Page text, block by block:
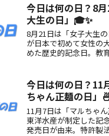
今日は何の日？8
大生の日」🎓✨
8月21日は「女子大生
が日本で初めて女性の
めた歴史的記念日。教
今日は何の日？11
ちゃん正麺の日」
11月7日は「マルちゃん
東洋水産が制定した記
発売日が由来。特許製